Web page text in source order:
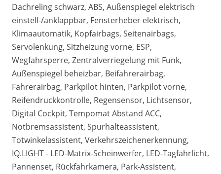
Dachreling schwarz, ABS, Außenspiegel elektrisch
einstell-/anklappbar, Fensterheber elektrisch,
Klimaautomatik, Kopfairbags, Seitenairbags,
Servolenkung, Sitzheizung vorne, ESP,
Wegfahrsperre, Zentralverriegelung mit Funk,
Außenspiegel beheizbar, Beifahrerairbag,
Fahrerairbag, Parkpilot hinten, Parkpilot vorne,
Reifendruckkontrolle, Regensensor, Lichtsensor,
Digital Cockpit, Tempomat Abstand ACC,
Notbremsassistent, Spurhalteassistent,
Totwinkelassistent, Verkehrszeichenerkennung,
IQ.LIGHT - LED-Matrix-Scheinwerfer, LED-Tagfahrlicht,
Pannenset, Rückfahrkamera, Park-Assistent,